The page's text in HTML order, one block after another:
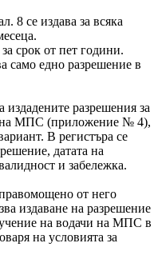
8 се издава за всяка
срок от пет години.
само едно разрешение в
разрешения за
на МПС (приложение № 4),
В регистъра се
датата на
и забележка.
от него
издаване на разрешение
на водачи на МПС в
на условията за